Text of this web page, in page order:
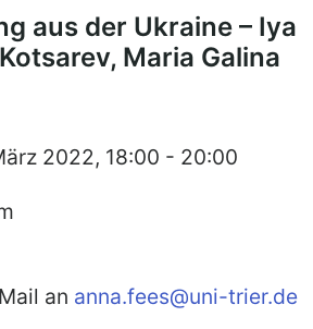
aus der Ukraine – Iya
Maria Galina
2022, 18:00 - 20:00
an anna.fees@uni-trier.de